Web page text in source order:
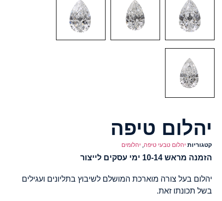
יהלום טיפה
קטגוריות יהלום טבעי טיפה, יהלומים
הזמנה מראש 10-14 ימי עסקים לייצור
יהלום בעל צורה מוארכת המושלם לשיבוץ בתליונים ועגילים
בשל תכונתו זאת.